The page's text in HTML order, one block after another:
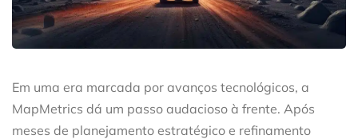
Em uma era marcada por avanços tecnológicos, a
MapMetrics dá um passo audacioso à frente. Após
meses de planejamento estratégico e refinamento